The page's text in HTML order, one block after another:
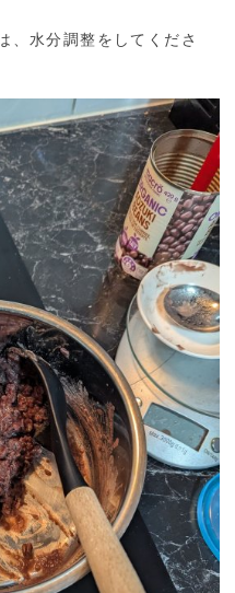
、水分調整をしてくださ